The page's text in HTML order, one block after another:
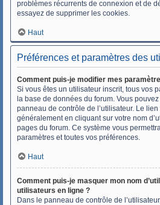
problèmes récurrents de connexion et de
essayez de supprimer les cookies.
Haut
Préférences et paramètres des
Comment puis-je modifier mes
Si vous êtes un utilisateur inscrit, tous vos
la base de données du forum. Vous
panneau de contrôle de l’utilisateur. Le
généralement en cliquant sur votre nom
pages du forum. Ce système vous
paramètres et toutes vos préférences.
Haut
Comment puis-je masquer mon nom
utilisateurs en ligne ?
Dans le panneau de contrôle de